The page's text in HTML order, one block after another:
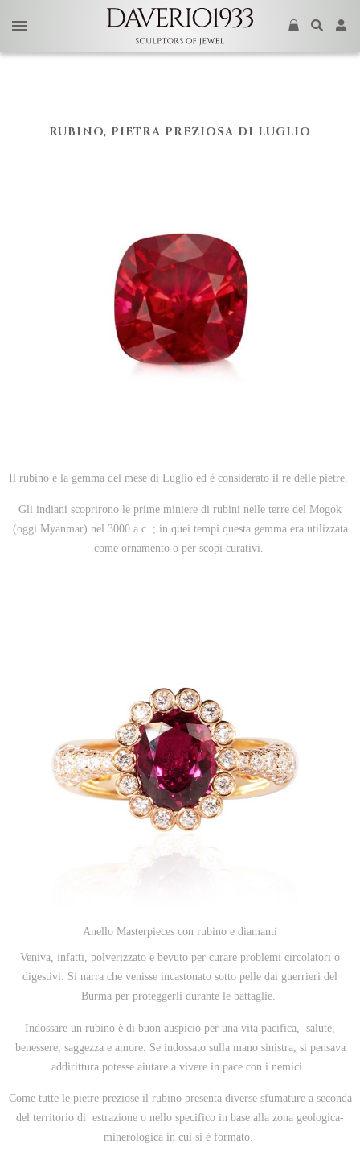
RUBINO, PIETRA PREZIOSA DI LUGLIO
Il rubino è la gemma del mese di Luglio ed è considerato il re delle pietre.
Gli indiani scoprirono le prime miniere di rubini nelle terre del Mogok
(oggi Myanmar) nel 3000 a.c. ; in quei tempi questa gemma era utilizzata
come ornamento o per scopi curativi.
Anello Masterpieces con rubino e diamanti
Veniva, infatti, polverizzato e bevuto per curare problemi circolatori o
digestivi. Si narra che venisse incastonato sotto pelle dai guerrieri del
Burma per proteggerli durante le battaglie.
Indossare un rubino è di buon auspicio per una vita pacifica,
salute,
benessere, saggezza e amore. Se indossato sulla mano sinistra, si pensava
addirittura potesse aiutare a vivere in pace con i nemici.
Come tutte le pietre preziose il rubino presenta diverse sfumature a seconda
del territorio di estrazione o nello specifico in base alla zona geologica-
minerologica in cui si è formato.